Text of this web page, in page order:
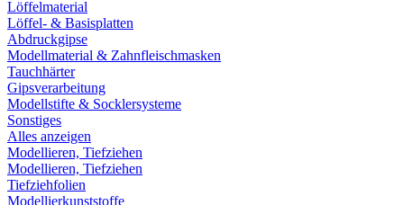
Löffelmaterial
Löffel- & Basisplatten
Abdruckgipse
Modellmaterial & Zahnfleischmasken
Tauchhärter
Gipsverarbeitung
Modellstifte & Socklersysteme
Sonstiges
Alles anzeigen
Modellieren, Tiefziehen
Modellieren, Tiefziehen
Tiefziehfolien
Modellierkunststoffe